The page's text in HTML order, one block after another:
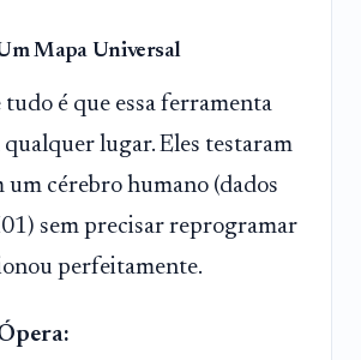
Mapa Universal
é que essa ferramenta
lugar. Eles testaram
um cérebro humano (dados
sem precisar reprogramar
perfeitamente.